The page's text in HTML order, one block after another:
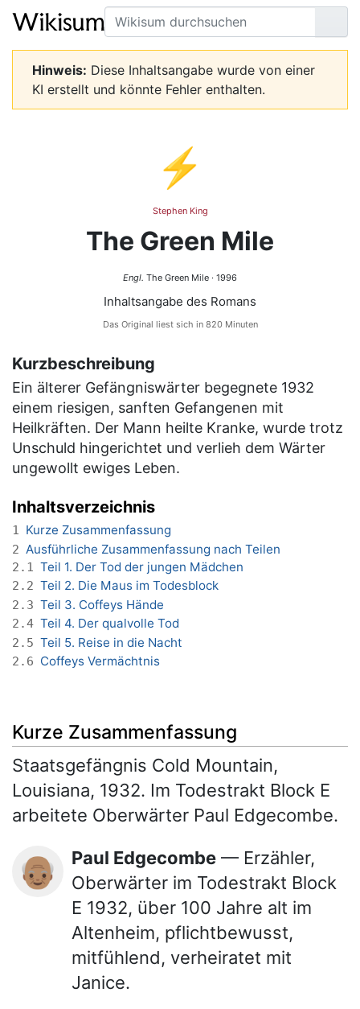
Suche
Seite
Hinweis: Diese Inhaltsangabe wurde von einer
KI erstellt und könnte Fehler enthalten.
⚡
Stephen King
The Green Mile
Engl. The Green Mile · 1996
Inhaltsangabe des Romans
Das Original liest sich in 820 Minuten
Kurzbeschreibung
Ein älterer Gefängniswärter begegnete 1932
einem riesigen, sanften Gefangenen mit
Heilkräften. Der Mann heilte Kranke, wurde trotz
Unschuld hingerichtet und verlieh dem Wärter
ungewollt ewiges Leben.
Inhaltsverzeichnis
1 Kurze Zusammenfassung
2 Ausführliche Zusammenfassung nach Teilen
2.1 Teil 1. Der Tod der jungen Mädchen
2.2 Teil 2. Die Maus im Todesblock
2.3 Teil 3. Coffeys Hände
2.4 Teil 4. Der qualvolle Tod
2.5 Teil 5. Reise in die Nacht
2.6 Coffeys Vermächtnis
Kurze Zusammenfassung
Staatsgefängnis Cold Mountain,
Louisiana, 1932. Im Todestrakt Block E
arbeitete Oberwärter Paul Edgecombe.
👴🏽 Paul Edgecombe — Erzähler,
Oberwärter im Todestrakt Block
E 1932, über 100 Jahre alt im
Altenheim, pflichtbewusst,
mitfühlend, verheiratet mit
Janice.